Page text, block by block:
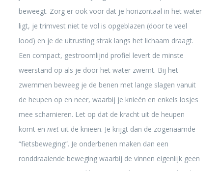
beweegt. Zorg er ook voor dat je horizontaal in het water
ligt, je trimvest niet te vol is opgeblazen (door te veel
lood) en je de uitrusting strak langs het lichaam draagt.
Een compact, gestroomlijnd profiel levert de minste
weerstand op als je door het water zwemt. Bij het
zwemmen beweeg je de benen met lange slagen vanuit
de heupen op en neer, waarbij je knieën en enkels losjes
mee scharnieren. Let op dat de kracht uit de heupen
komt en nietuit de knieën. Je krijgt dan de zogenaamde
“fietsbeweging”. Je onderbenen maken dan een
ronddraaiende beweging waarbij de vinnen eigenlijk geen